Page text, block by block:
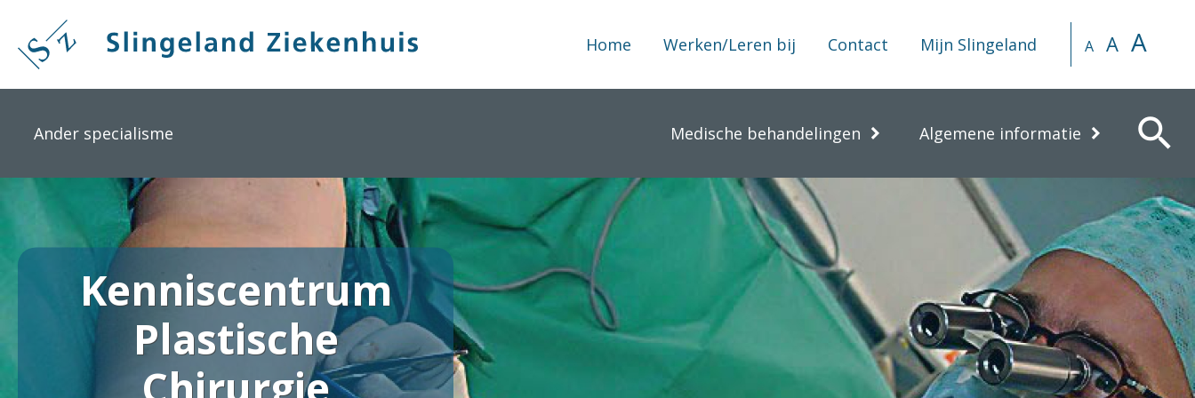
naar
Home Werken/Leren bij Contact Mijn Slingeland A A A
Ander specialisme Medische behandelingen Algemene informatie search
Kenniscentrum
Plastische